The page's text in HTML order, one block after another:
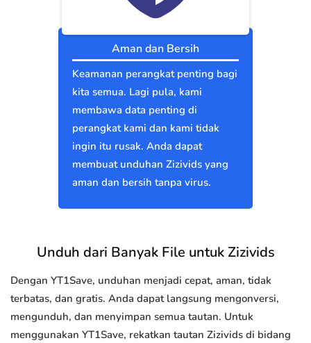
Aman dan Bersih
Keamanan perangkat penting bagi
kita semua. Lagi pula, kami
membawa data penting di
perangkat kami dan kami tidak
ingin itu rusak. Anda dapat
membuat unduhan Zizivids yang
aman dan bersih tanpa virus.
Unduh dari Banyak File untuk Zizivids
Dengan YT1Save, unduhan menjadi cepat, aman, tidak
terbatas, dan gratis. Anda dapat langsung mengonversi,
mengunduh, dan menyimpan semua tautan. Untuk
menggunakan YT1Save, rekatkan tautan Zizivids di bidang